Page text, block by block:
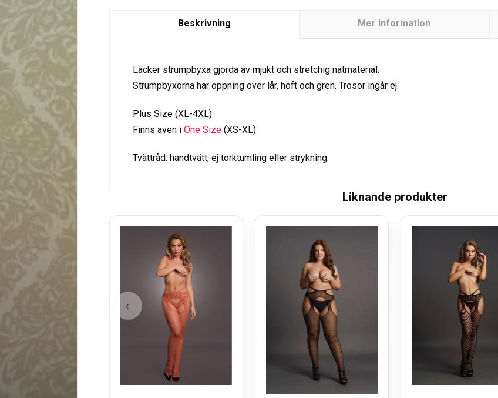
Beskrivning Mer information
Läcker strumpbyxa gjorda av mjukt och stretchig nätmaterial.
Strumpbyxorna har öppning över lår, höft och gren. Trosor ingår ej.
Plus Size (XL-4XL)
Finns även i One Size(XS-XL)
Tvättråd: handtvätt, ej torktumling eller strykning.
Liknande produkter
‹